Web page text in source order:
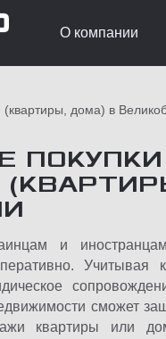
О компании
дома) в
ПОКУПКИ
и
Учитывая
сможет
квартиры или